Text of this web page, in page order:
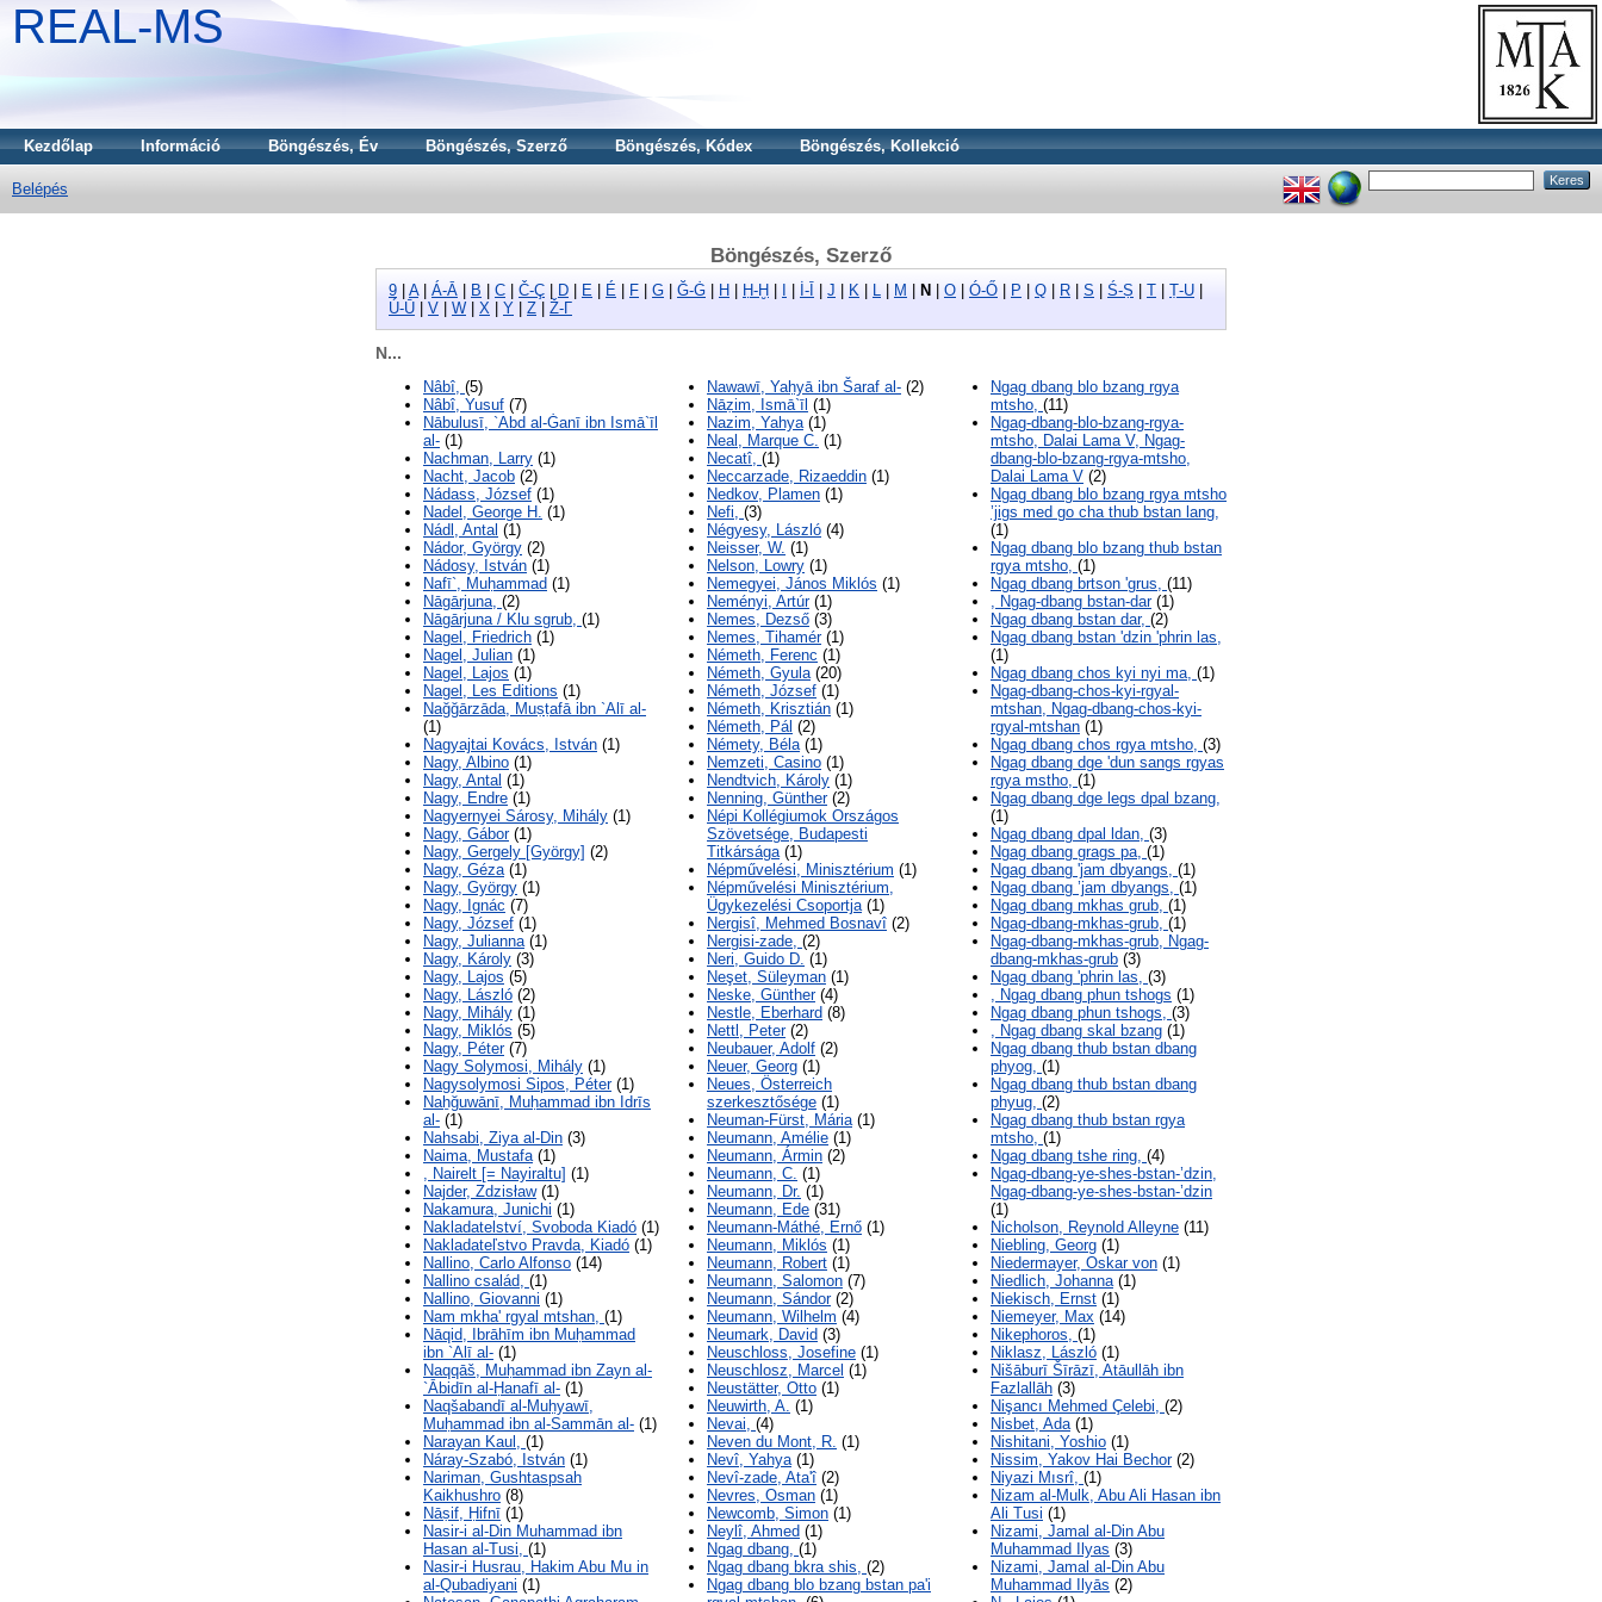
REAL-MS
Kezdőlap Információ Böngészés, Év Böngészés, Szerző Böngészés, Kódex Böngészés, Kollekció
Belépés
Böngészés, Szerző
9 A| Á-Ā B C Č-Ç D E É F G Ğ-Ġ H Ḥ-Ḫ İ-Ī J K M N O Ó-Ő P Q R S Ś-Ṣ T Ṭ-U
Ú-Ū
V W X Y Z Ž-Γ
N...
Nâbî, (5)
Nâbî, Yusuf (7)
Nābulusī, `Abd al-Ġanī ibn Ismā`īl
al- (1)
Nachman, Larry (1)
Nacht, Jacob (2)
Nádass, József (1)
Nadel, George H. (1)
Nádl, Antal (1)
Nádor, György (2)
Nádosy, István (1)
Nafī`, Muḥammad (1)
Nāgārjuna, (2)
Nāgārjuna / Klu sgrub, (1)
Nagel, Friedrich (1)
Nagel, Julian (1)
Nagel, Lajos (1)
Nagel, Les Editions (1)
Nağğārzāda, Muṣṭafā ibn `Alī al-
(1)
Nagyajtai Kovács, István (1)
Nagy, Albino (1)
Nagy, Antal (1)
Nagy, Endre (1)
Nagyernyei Sárosy, Mihály (1)
Nagy, Gábor(1)
Nagy, Gergely [György] (2)
Nagy, Géza(1)
Nagy, György (1)
Nagy, Ignác (7)
Nagy, József (1)
Nagy, Julianna(1)
Nagy, Károly (3)
Nagy, Lajos (5)
Nagy, László (2)
Nagy, Mihály (1)
Nagy, Miklós (5)
Nagy, Péter(7)
Nagy Solymosi, Mihály (1)
Nagysolymosi Sipos, Péter(1)
Naẖğuwānī, Muḥammad ibn Idrīs
al- (1)
Nahsabi, Ziya al-Din (3)
Naima, Mustafa(1)
, Nairelt [= Nayiraltu] (1)
Najder, Zdzisław(1)
Nakamura, Junichi (1)
Nakladatelství, Svoboda Kiadó (1)
Nakladateľstvo Pravda, Kiadó (1)
Nallino, Carlo Alfonso (14)
Nallino család, (1)
Nallino, Giovanni (1)
Nam mkha' rgyal mtshan, (1)
Nāqid, Ibrāhīm ibn Muḥammad
ibn `Alī al- (1)
Naqqāš, Muḥammad ibn Zayn al-
`Ābidīn al-Ḥanafī al- (1)
Naqšabandī al-Muḥyawī,
Muḥammad ibn al-Sammān al- (1)
Narayan Kaul, (1)
Náray-Szabó, István (1)
Nariman, Gushtaspsah
Kaikhushro (8)
Nāṣif, Ḥifnī (1)
Nasir-i al-Din Muhammad ibn
Hasan al-Tusi, (1)
Nasir-i Husrau, Hakim Abu Mu in
al-Qubadiyani (1)
Nawawī, Yaḥyā ibn Šaraf al- (2)
Nāẓim, Ismā`īl (1)
Nazim, Yahya(1)
Neal, Marque C. (1)
Necatî, (1)
Neccarzade, Rizaeddin (1)
Nedkov, Plamen (1)
Nefi, (3)
Négyesy, László (4)
Neisser, W. (1)
Nelson, Lowry (1)
Nemegyei, János Miklós (1)
Neményi, Artúr(1)
Nemes, Dezső (3)
Nemes, Tihamér(1)
Németh, Ferenc (1)
Németh, Gyula(20)
Németh, József (1)
Németh, Krisztián (1)
Németh, Pál (2)
Némety, Béla(1)
Nemzeti, Casino (1)
Nendtvich, Károly (1)
Nenning, Günther(2)
Népi Kollégiumok Országos
Szövetsége, Budapesti
Titkársága(1)
Népművelési, Minisztérium (1)
Népművelési Minisztérium,
Ügykezelési Csoportja(1)
Nergisî, Mehmed Bosnavî (2)
Nergisi-zade, (2)
Neri, Guido D. (1)
Neşet, Süleyman (1)
Neske, Günther(4)
Nestle, Eberhard (8)
Nettl, Peter(2)
Neubauer, Adolf (2)
Neuer, Georg (1)
Neues, Österreich
szerkesztősége (1)
Neuman-Fürst, Mária(1)
Neumann, Amélie (1)
Neumann, Ármin (2)
Neumann, C. (1)
Neumann, Dr. (1)
Neumann, Ede (31)
Neumann-Máthé, Ernő (1)
Neumann, Miklós (1)
Neumann, Robert (1)
Neumann, Salomon (7)
Neumann, Sándor(2)
Neumann, Wilhelm (4)
Neumark, David (3)
Neuschloss, Josefine (1)
Neuschlosz, Marcel (1)
Neustätter, Otto (1)
Neuwirth, A. (1)
Nevai, (4)
Neven du Mont, R. (1)
Nevî, Yahya(1)
Nevî-zade, Ata'î (2)
Nevres, Osman (1)
Newcomb, Simon (1)
Neylî, Ahmed (1)
Ngag dbang, (1)
Ngag dbang bkra shis, (2)
Ngag dbang blo bzang bstan pa'i
Ngag dbang blo bzang rgya
mtsho, (11)
Ngag-dbang-blo-bzang-rgya-
mtsho, Dalai Lama V, Ngag-
dbang-blo-bzang-rgya-mtsho,
Dalai Lama V (2)
Ngag dbang blo bzang rgya mtsho
’jigs med go cha thub bstan lang,
(1)
Ngag dbang blo bzang thub bstan
rgya mtsho, (1)
Ngag dbang brtson 'grus, (11)
, Ngag-dbang bstan-dar(1)
Ngag dbang bstan dar, (2)
Ngag dbang bstan 'dzin 'phrin las,
(1)
Ngag dbang chos kyi nyi ma, (1)
Ngag-dbang-chos-kyi-rgyal-
mtshan, Ngag-dbang-chos-kyi-
rgyal-mtshan (1)
Ngag dbang chos rgya mtsho, (3)
Ngag dbang dge 'dun sangs rgyas
rgya mstho, (1)
Ngag dbang dge legs dpal bzang,
(1)
Ngag dbang dpal ldan, (3)
Ngag dbang grags pa, (1)
Ngag dbang 'jam dbyangs, (1)
Ngag dbang ’jam dbyangs, (1)
Ngag dbang mkhas grub, (1)
Ngag-dbang-mkhas-grub, (1)
Ngag-dbang-mkhas-grub, Ngag-
dbang-mkhas-grub (3)
Ngag dbang 'phrin las, (3)
, Ngag dbang phun tshogs (1)
Ngag dbang phun tshogs, (3)
, Ngag dbang skal bzang (1)
Ngag dbang thub bstan dbang
phyog, (1)
Ngag dbang thub bstan dbang
phyug, (2)
Ngag dbang thub bstan rgya
mtsho, (1)
Ngag dbang tshe ring, (4)
Ngag-dbang-ye-shes-bstan-’dzin,
Ngag-dbang-ye-shes-bstan-’dzin
(1)
Nicholson, Reynold Alleyne (11)
Niebling, Georg (1)
Niedermayer, Oskar von (1)
Niedlich, Johanna(1)
Niekisch, Ernst (1)
Niemeyer, Max (14)
Nikephoros, (1)
Niklasz, László (1)
Nišāburī Šīrāzī, Atāullāh ibn
Fazlallāh (3)
Nişancı Mehmed Çelebi, (2)
Nisbet, Ada(1)
Nishitani, Yoshio (1)
Nissim, Yakov Hai Bechor(2)
Niyazi Mısrî, (1)
Nizam al-Mulk, Abu Ali Hasan ibn
Ali Tusi (1)
Nizami, Jamal al-Din Abu
Muhammad Ilyas (3)
Nizami, Jamal al-Din Abu
Muhammad Ilyās (2)